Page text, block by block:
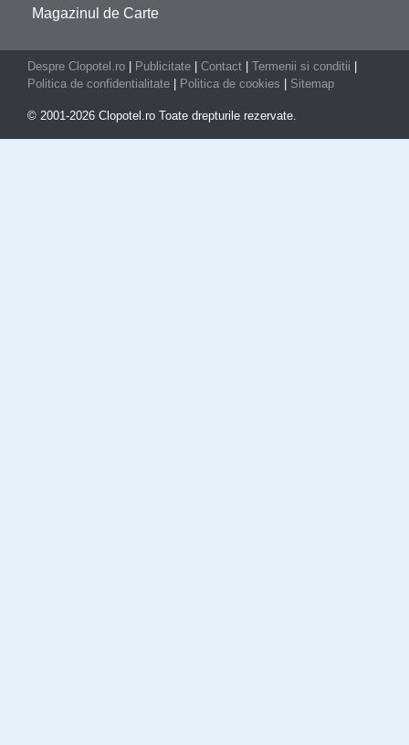
Magazinul de Carte
Despre Clopotel.ro Publicitate Contact Termenii si conditii
Politica de confidentialitate
Politica de cookies Sitemap
© 2001-2026 Clopotel.ro Toate drepturile rezervate.